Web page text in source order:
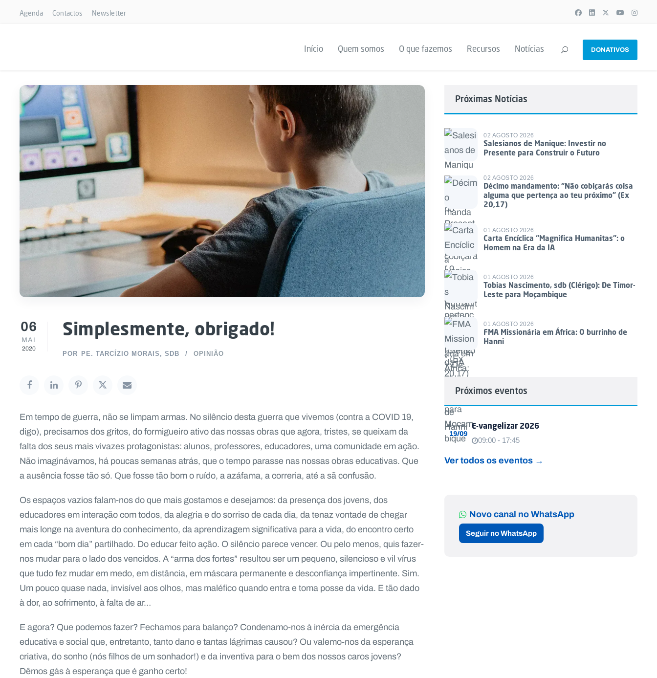
Agenda Contactos Newsletter
Início Quem somos O que fazemos Recursos Notícias DONATIVOS
06
MAI
2020
Simplesmente, obrigado!
POR PE. TARCÍZIO MORAIS, SDB OPINIÃO
Em tempo de guerra, não se limpam armas. No silêncio desta guerra que vivemos (contra a COVID 19,
digo), precisamos dos gritos, do formigueiro ativo das nossas obras que agora, tristes, se queixam da
falta dos seus mais vivazes protagonistas: alunos, professores, educadores, uma comunidade em ação.
Não imaginávamos, há poucas semanas atrás, que o tempo parasse nas nossas obras educativas. Que
a ausência fosse tão só. Que fosse tão bom o ruído, a azáfama, a correria, até a sã confusão.
Os espaços vazios falam-nos do que mais gostamos e desejamos: da presença dos jovens, dos
educadores em interação com todos, da alegria e do sorriso de cada dia, da tenaz vontade de chegar
mais longe na aventura do conhecimento, da aprendizagem significativa para a vida, do encontro certo
em cada “bom dia” partilhado. Do educar feito ação. O silêncio parece vencer. Ou pelo menos, quis fazer-
nos mudar para o lado dos vencidos. A “arma dos fortes” resultou ser um pequeno, silencioso e vil vírus
que tudo fez mudar em medo, em distância, em máscara permanente e desconfiança impertinente. Sim.
Um pouco quase nada, invisível aos olhos, mas maléfico quando entra e toma posse da vida. E tão dado
à dor, ao sofrimento, à falta de ar…
E agora? Que podemos fazer? Fechamos para balanço? Condenamo-nos à inércia da emergência
educativa e social que, entretanto, tanto dano e tantas lágrimas causou? Ou valemo-nos da esperança
criativa, do sonho (nós filhos de um sonhador!) e da inventiva para o bem dos nossos caros jovens?
Dêmos gás à esperança que é ganho certo!
Próximas Notícias
02 AGOSTO 2026
Salesianos de Manique: Investir no
Presente para Construir o Futuro
02 AGOSTO 2026
Décimo mandamento: “Não cobiçarás coisa
alguma que pertença ao teu próximo” (Ex
20,17)
01 AGOSTO 2026
Carta Encíclica “Magnifica Humanitas”: o
Homem na Era da IA
01 AGOSTO 2026
Tobias Nascimento, sdb (Clérigo): De Timor-
Leste para Moçambique
01 AGOSTO 2026
FMA Missionária em África: O burrinho de
Hanni
Próximos eventos
19/09
E-vangelizar 2026
09:00 - 17:45
Ver todos os eventos →
Novo canal no WhatsApp
Seguir no WhatsApp